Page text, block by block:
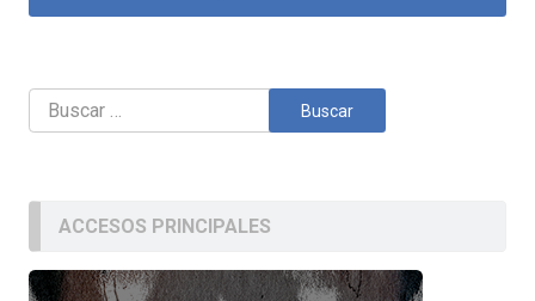
Buscar:
ACCESOS PRINCIPALES